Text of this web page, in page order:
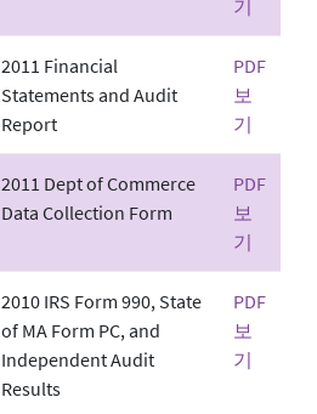
기
2011 Financial
Statements and Audit
Report
PDF
보
기
2011 Dept of Commerce
Data Collection Form
PDF
보
기
2010 IRS Form 990, State
of MA Form PC, and
Independent Audit
Results
PDF
보
기